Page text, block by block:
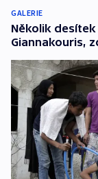
GALERIE
Několik
Giannakouris,